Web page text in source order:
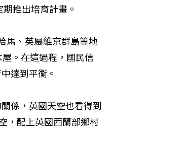
推出培育計畫。
馬、英屬維京群島等地
。在這過程，國民信
達到平衡。
係，英國天空也看得到
，配上英國西蘭部鄉村